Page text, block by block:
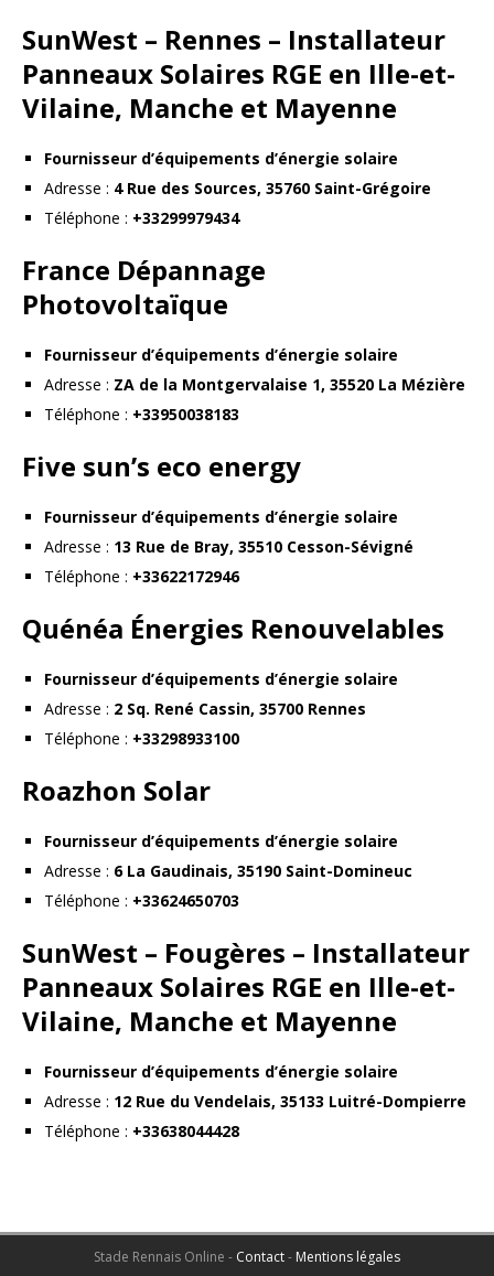
SunWest – Rennes – Installateur
Panneaux Solaires RGE en Ille-et-
Vilaine, Manche et Mayenne
Fournisseur d’équipements d’énergie solaire
Adresse : 4 Rue des Sources, 35760 Saint-Grégoire
Téléphone : +33299979434
France Dépannage
Photovoltaïque
Fournisseur d’équipements d’énergie solaire
Adresse : ZA de la Montgervalaise 1, 35520 La Mézière
Téléphone : +33950038183
Five sun’s eco energy
Fournisseur d’équipements d’énergie solaire
Adresse : 13 Rue de Bray, 35510 Cesson-Sévigné
Téléphone : +33622172946
Quénéa Énergies Renouvelables
Fournisseur d’équipements d’énergie solaire
Adresse : 2 Sq. René Cassin, 35700 Rennes
Téléphone : +33298933100
Roazhon Solar
Fournisseur d’équipements d’énergie solaire
Adresse : 6 La Gaudinais, 35190 Saint-Domineuc
Téléphone : +33624650703
SunWest – Fougères – Installateur
Panneaux Solaires RGE en Ille-et-
Vilaine, Manche et Mayenne
Fournisseur d’équipements d’énergie solaire
Adresse : 12 Rue du Vendelais, 35133 Luitré-Dompierre
Téléphone : +33638044428
Stade Rennais Online - Contact- Mentions légales